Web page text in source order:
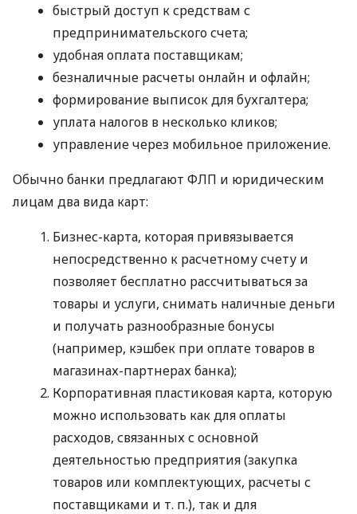
быстрый доступ к средствам с
предпринимательского счета;
удобная оплата поставщикам;
безналичные расчеты онлайн и офлайн;
формирование выписок для бухгалтера;
уплата налогов в несколько кликов;
управление через мобильное приложение.
Обычно банки предлагают ФЛП и юридическим
лицам два вида карт:
Бизнес-карта, которая привязывается
непосредственно к расчетному счету и
позволяет бесплатно рассчитываться за
товары и услуги, снимать наличные деньги
и получать разнообразные бонусы
(например, кэшбек при оплате товаров в
магазинах-партнерах банка);
Корпоративная пластиковая карта, которую
можно использовать как для оплаты
расходов, связанных с основной
деятельностью предприятия (закупка
товаров или комплектующих, расчеты с
поставщиками и т. п.), так и для